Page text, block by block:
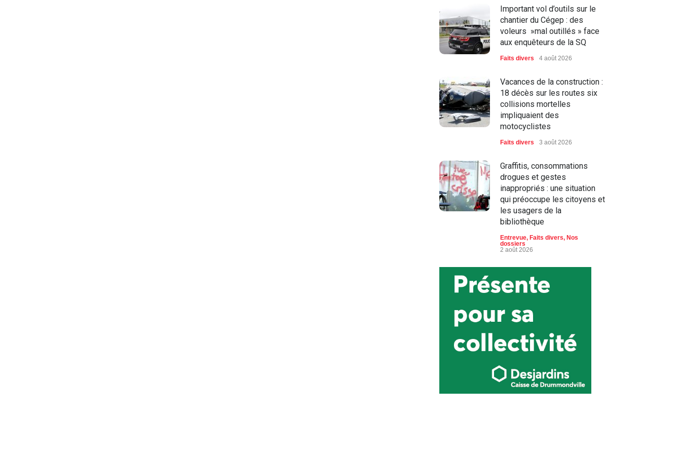
Important vol d’outils sur le
chantier du Cégep : des
voleurs »mal outillés » face
aux enquêteurs de la SQ
Faits divers 4 août 2026
Vacances de la construction :
18 décès sur les routes six
collisions mortelles
impliquaient des
motocyclistes
Faits divers 3 août 2026
Graffitis, consommations
drogues et gestes
inappropriés : une situation
qui préoccupe les citoyens et
les usagers de la
bibliothèque
Entrevue, Faits divers, Nos
dossiers
2 août 2026